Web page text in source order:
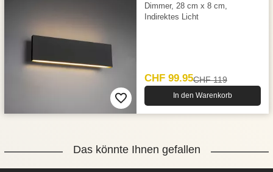
Dimmer, 28 cm x 8 cm,
Indirektes Licht
CHF 99.95CHF 119
In den Warenkorb
Das könnte Ihnen gefallen